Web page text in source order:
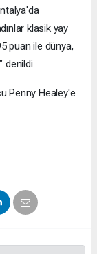
klasik yay
puan ile dünya,
denildi.
Penny Healey'e